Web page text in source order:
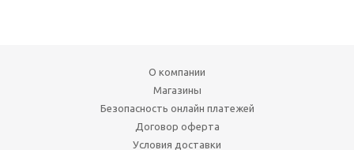
О компании
Магазины
Безопасность онлайн платежей
Договор оферта
Условия доставки